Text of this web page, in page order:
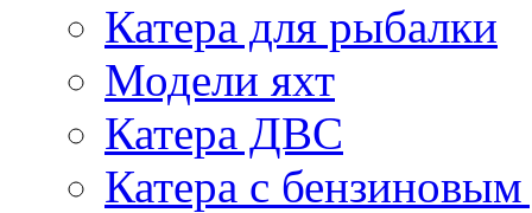
Катера для рыбалки
Модели яхт
Катера ДВС
Катера с бензиновым